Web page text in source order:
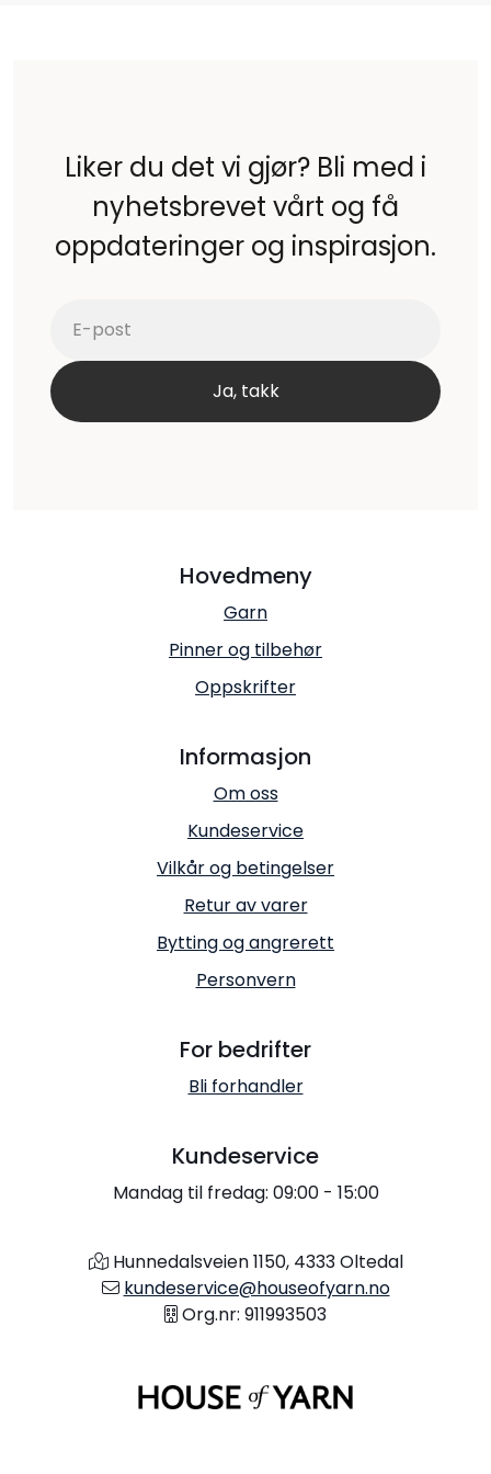
Liker du det vi gjør? Bli med i
nyhetsbrevet vårt og få
oppdateringer og inspirasjon.
Hovedmeny
Garn
Pinner og tilbehør
Oppskrifter
Informasjon
Om oss
Kundeservice
Vilkår og betingelser
Retur av varer
Bytting og angrerett
Personvern
For bedrifter
Bli forhandler
Kundeservice
Mandag til fredag: 09:00 - 15:00
Hunnedalsveien 1150, 4333 Oltedal
kundeservice@houseofyarn.no
Org.nr: 911993503